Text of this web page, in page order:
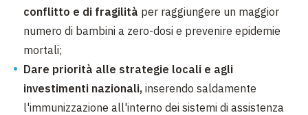
conflitto e di fragilità per raggiungere un maggior
numero di bambini a zero-dosi e prevenire epidemie
mortali;
Dare priorità alle strategie locali e agli
investimenti nazionali, inserendo saldamente
l'immunizzazione all'interno dei sistemi di assistenza